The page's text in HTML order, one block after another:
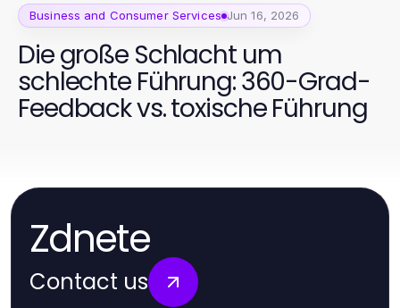
Business and Consumer Services Jun 16, 2026
Die große Schlacht um
schlechte Führung: 360-Grad-
Feedback vs. toxische Führung
Zdnete
Contact us